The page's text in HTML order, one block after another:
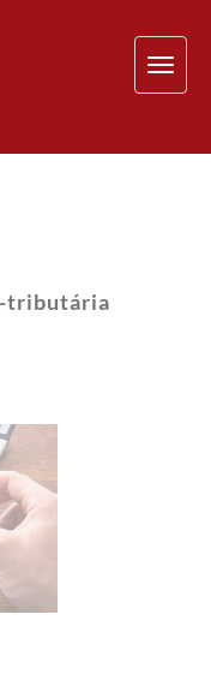
tributária